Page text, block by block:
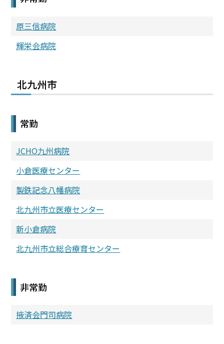
原三信病院
輝栄会病院
北九州市
常勤
JCHO九州病院
小倉医療センター
製鉄記念八幡病院
北九州市立医療センター
新小倉病院
北九州市立総合療育センター
非常勤
掖済会門司病院